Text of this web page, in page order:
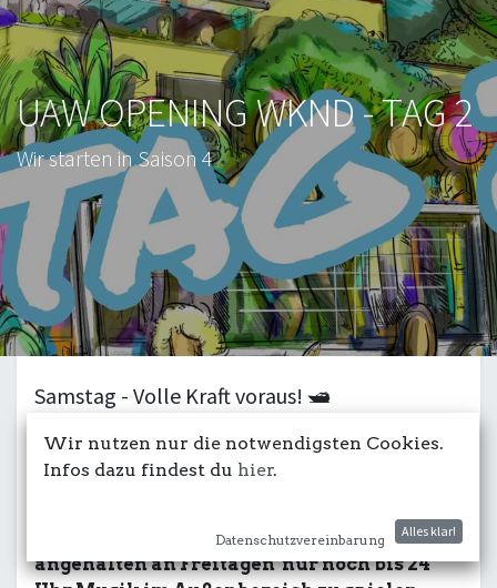
UAW OPENING WKND - TAG 2
Wir starten in Saison 4
Samstag - Volle Kraft voraus! 🛥️
und der Samstag an denen wir bis nach
Samstag sein - denn behördlich sind wir
angehalten an Freitagen nur noch bis 24
Wir nutzen nur die notwendigsten Cookies.
Infos dazu findest du hier.
Datenschutzvereinbarung
Alles klar!